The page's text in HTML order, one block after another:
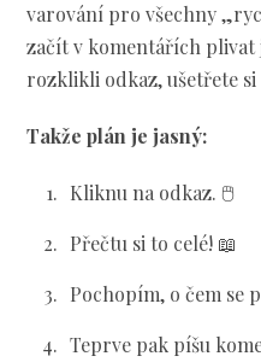
varování pro všechny
začít v komentářích plivat
rozklikli odkaz, ušetřete si
Takže plán je jasný:
Kliknu na odkaz. 🖱️
Přečtu si to celé! 📖
Pochopím, o čem se
Teprve pak píšu